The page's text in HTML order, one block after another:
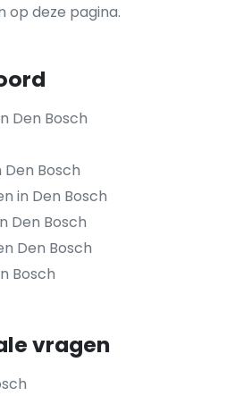
op deze pagina.
Den Bosch
Bosch
in Den Bosch
Den Bosch
Den Bosch
Bosch
vragen